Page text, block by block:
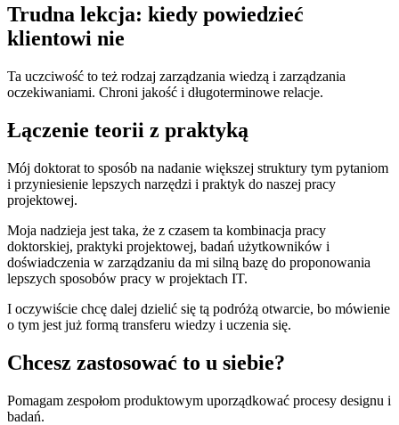
Trudna lekcja: kiedy powiedzieć
klientowi nie
Ta uczciwość to też rodzaj zarządzania wiedzą i zarządzania
oczekiwaniami. Chroni jakość i długoterminowe relacje.
Łączenie teorii z praktyką
Mój doktorat to sposób na nadanie większej struktury tym pytaniom
i przyniesienie lepszych narzędzi i praktyk do naszej pracy
projektowej.
Moja nadzieja jest taka, że z czasem ta kombinacja pracy
doktorskiej, praktyki projektowej, badań użytkowników i
doświadczenia w zarządzaniu da mi silną bazę do proponowania
lepszych sposobów pracy w projektach IT.
I oczywiście chcę dalej dzielić się tą podróżą otwarcie, bo mówienie
o tym jest już formą transferu wiedzy i uczenia się.
Chcesz zastosować to u siebie?
Pomagam zespołom produktowym uporządkować procesy designu i
badań.